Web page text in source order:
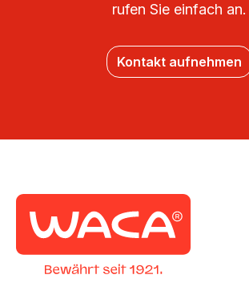
rufen Sie einfach an.
Kontakt aufnehmen